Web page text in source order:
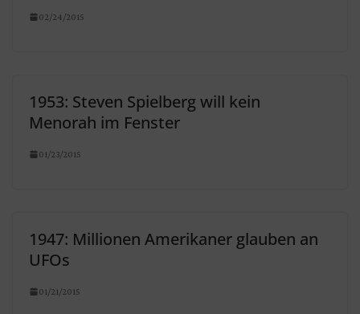
02/24/2015
1953: Steven Spielberg will kein
Menorah im Fenster
01/23/2015
1947: Millionen Amerikaner glauben an
UFOs
01/21/2015